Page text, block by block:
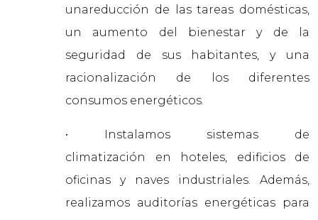
unareducción de las tareas domésticas,
un aumento del bienestar y de la
seguridad de sus habitantes, y una
racionalización de los diferentes
consumos energéticos.
• Instalamos sistemas de
climatización en hoteles, edificios de
oficinas y naves industriales. Además,
realizamos auditorías energéticas para